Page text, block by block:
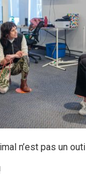
n’est pas un outil